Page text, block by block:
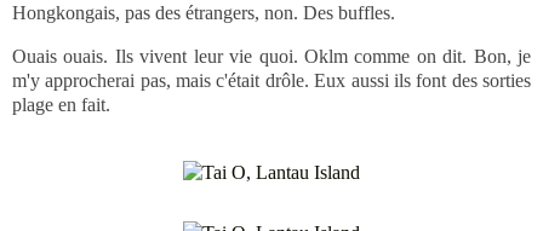
Hongkongais, pas des étrangers, non. Des buffles.
Ouais ouais. Ils vivent leur vie quoi. Oklm comme on dit. Bon, je
m'y approcherai pas, mais c'était drôle. Eux aussi ils font des sorties
plage en fait.